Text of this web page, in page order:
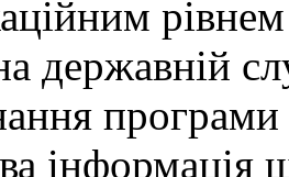
державній
інформація